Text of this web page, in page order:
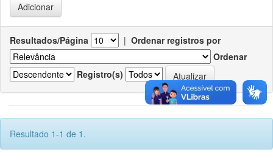
Resultados/Página | Ordenar registros por
Ordenar
Registro(s)
Resultado 1-1 de 1.